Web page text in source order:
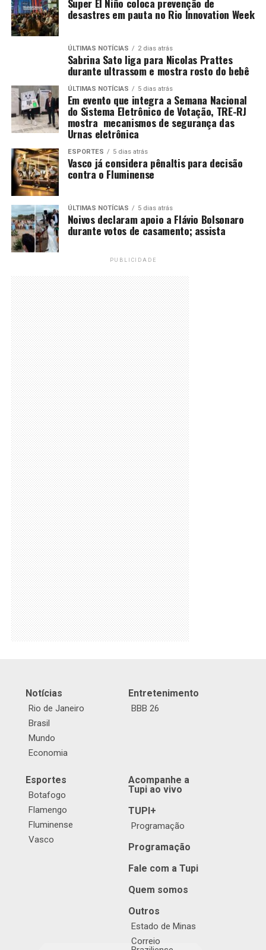
desastres em pauta no Rio Innovation Week
ÚLTIMAS NOTÍCIAS 2 dias atrás
Sabrina Sato liga para Nicolas Prattes
durante ultrassom e mostra rosto do bebê
ÚLTIMAS NOTÍCIAS 5 dias atrás
Em evento que integra a Semana Nacional
do Sistema Eletrônico de Votação, TRE-RJ
mostra mecanismos de segurança das
Urnas eletrônica
ESPORTES 5 dias atrás
Vasco já considera pênaltis para decisão
contra o Fluminense
ÚLTIMAS NOTÍCIAS 5 dias atrás
Noivos declaram apoio a Flávio Bolsonaro
durante votos de casamento; assista
PUBLICIDADE
Notícias
Rio de Janeiro
Brasil
Mundo
Economia
Entretenimento
BBB 26
Esportes
Botafogo
Flamengo
Fluminense
Vasco
Acompanhe a
Tupi ao vivo
TUPI+
Programação
Programação
Fale com a Tupi
Quem somos
Outros
Estado de Minas
Correio